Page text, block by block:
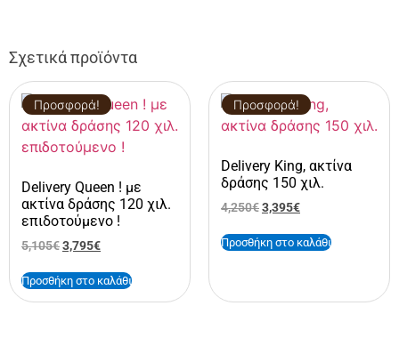
Σχετικά προϊόντα
Προσφορά!
Delivery Queen ! με
ακτίνα δράσης 120 χιλ.
επιδοτούμενο !
5,105€3,795€
Προσθήκη στο καλάθι
Προσφορά!
Delivery King, ακτίνα
δράσης 150 χιλ.
4,250€3,395€
Προσθήκη στο καλάθι